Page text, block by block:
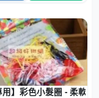
用】彩色小髮圈 - 柔軟